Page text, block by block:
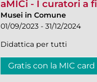
aMICi - I curatori a
Musei in Comune
01/09/2023 - 31/12/2024
Didattica per tutti
Gratis con la MIC card